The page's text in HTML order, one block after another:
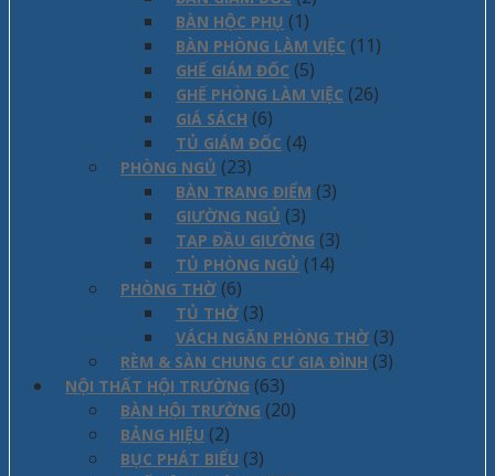
BÀN HỘC PHỤ (1)
BÀN PHÒNG LÀM VIỆC (11)
GHẾ GIÁM ĐỐC (5)
GHẾ PHÒNG LÀM VIỆC (26)
GIÁ SÁCH (6)
TỦ GIÁM ĐỐC (4)
PHÒNG NGỦ (23)
BÀN TRANG ĐIỂM (3)
GIƯỜNG NGỦ (3)
TAP ĐẦU GIƯỜNG (3)
TỦ PHÒNG NGỦ (14)
PHÒNG THỜ (6)
TỦ THỜ (3)
VÁCH NGĂN PHÒNG THỜ (3)
RÈM & SÀN CHUNG CƯ GIA ĐÌNH (3)
NỘI THẤT HỘI TRƯỜNG (63)
BÀN HỘI TRƯỜNG (20)
BẢNG HIỆU (2)
BỤC PHÁT BIỂU (3)